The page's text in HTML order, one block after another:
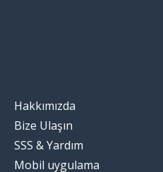
Hakkımızda
Bize Ulaşın
SSS & Yardım
Mobil uygulama